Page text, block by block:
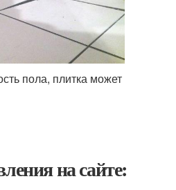
пола, плитка может
на сайте: